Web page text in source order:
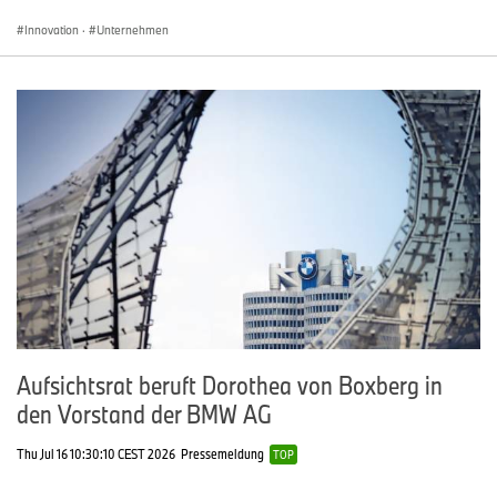
Innovation · Unternehmen
Aufsichtsrat beruft Dorothea von Boxberg in
den Vorstand der BMW AG
Thu Jul 16 10:30:10 CEST 2026 Pressemeldung TOP